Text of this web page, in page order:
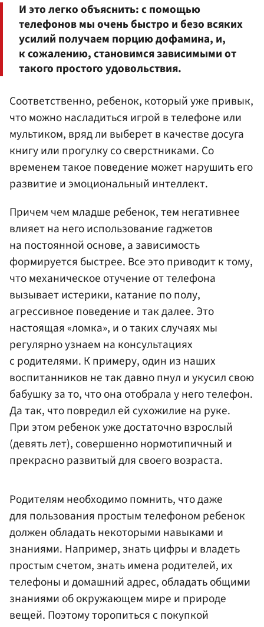
И это легко объяснить: с помощью
телефонов мы очень быстро и безо всяких
усилий получаем порцию дофамина, и,
к сожалению, становимся зависимыми от
такого простого удовольствия.
Соответственно, ребенок, который уже привык,
что можно насладиться игрой в телефоне или
мультиком, вряд ли выберет в качестве досуга
книгу или прогулку со сверстниками. Со
временем такое поведение может нарушить его
развитие и эмоциональный интеллект.
Причем чем младше ребенок, тем негативнее
влияет на него использование гаджетов
на постоянной основе, а зависимость
формируется быстрее. Все это приводит к тому,
что механическое отучение от телефона
вызывает истерики, катание по полу,
агрессивное поведение и так далее. Это
настоящая «ломка», и о таких случаях мы
регулярно узнаем на консультациях
с родителями. К примеру, один из наших
воспитанников не так давно пнул и укусил свою
бабушку за то, что она отобрала у него телефон.
Да так, что повредил ей сухожилие на руке.
При этом ребенок уже достаточно взрослый
(девять лет), совершенно нормотипичный и
прекрасно развитый для своего возраста.
Родителям необходимо помнить, что даже
для пользования простым телефоном ребенок
должен обладать некоторыми навыками и
знаниями. Например, знать цифры и владеть
простым счетом, знать имена родителей, их
телефоны и домашний адрес, обладать общими
знаниями об окружающем мире и природе
вещей. Поэтому торопиться с покупкой